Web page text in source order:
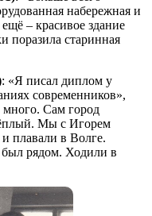
набережная и
– красивое здание
поразила старинная
: «Я писал диплом у
современников»,
много. Сам город
Мы с Игорем
плавали в Волге.
рядом. Ходили в